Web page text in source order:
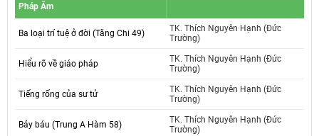
Pháp Âm
Ba loại trí tuệ ở đời (Tăng Chi 49)
TK. Thích Nguyên Hạnh (Đức
Trường)
Hiểu rõ về giáo pháp
TK. Thích Nguyên Hạnh (Đức
Trường)
Tiếng rống của sư tử
TK. Thích Nguyên Hạnh (Đức
Trường)
Bảy báu (Trung A Hàm 58)
TK. Thích Nguyên Hạnh (Đức
Trường)